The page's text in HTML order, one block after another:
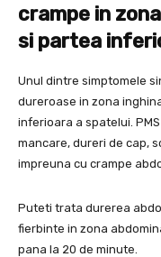
crampe in
si partea
Unul dintre simptomele
dureroase in zona
inferioara a spatelui.
mancare, dureri de cap,
impreuna cu crampe
Puteti trata durerea
fierbinte in zona
pana la 20 de minute.